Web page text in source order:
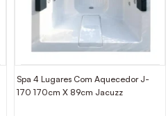
Spa 4 Lugares Com Aquecedor J-
170 170cm X 89cm Jacuzz